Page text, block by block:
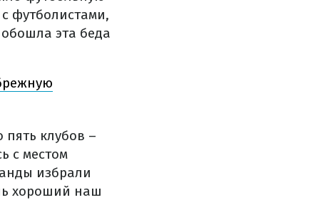
футболистами,
эта беда
пять клубов –
с местом
избрали
хороший наш